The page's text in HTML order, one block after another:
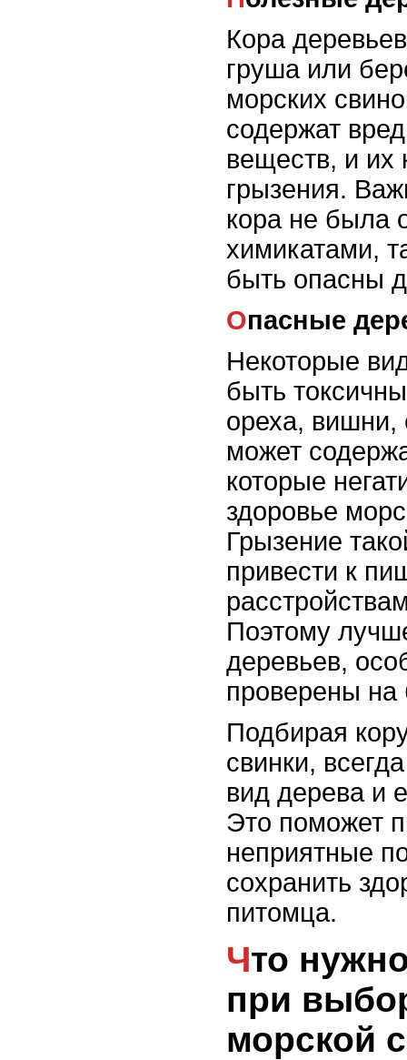
Кора
груша или
морских
содержат
веществ, и их
грызения.
кора не была
химикатами,
быть опасны
Опасные
Некоторые
быть
ореха, вишни,
может
которые
здоровье
Грызение
привести к
Поэтому
деревьев,
проверены на
Подбирая
свинки,
вид дерева и
Это поможет
неприятные
сохранить
питомца.
Что нужно учитывать
при
морской